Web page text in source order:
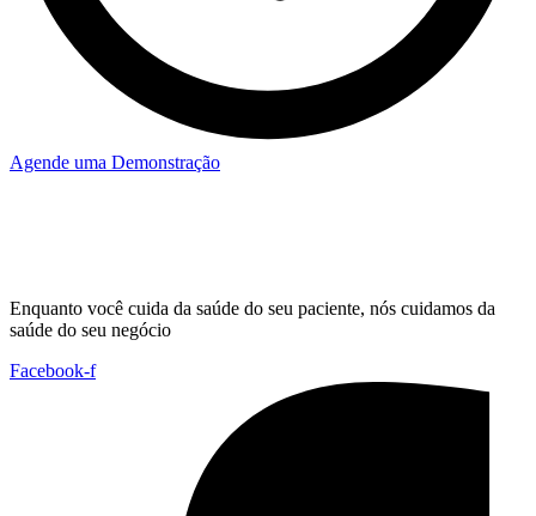
Agende uma Demonstração
Enquanto você cuida da saúde do seu paciente, nós cuidamos da
saúde do seu negócio
Facebook-f